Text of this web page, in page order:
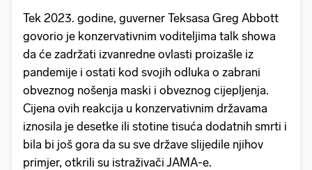
Tek 2023. godine, guverner Teksasa Greg Abbott
govorio je konzervativnim voditeljima talk showa
da će zadržati izvanredne ovlasti proizašle iz
pandemije i ostati kod svojih odluka o zabrani
obveznog nošenja maski i obveznog cijepljenja.
Cijena ovih reakcija u konzervativnim državama
iznosila je desetke ili stotine tisuća dodatnih smrti i
bila bi još gora da su sve države slijedile njihov
primjer, otkrili su istraživači JAMA-e.